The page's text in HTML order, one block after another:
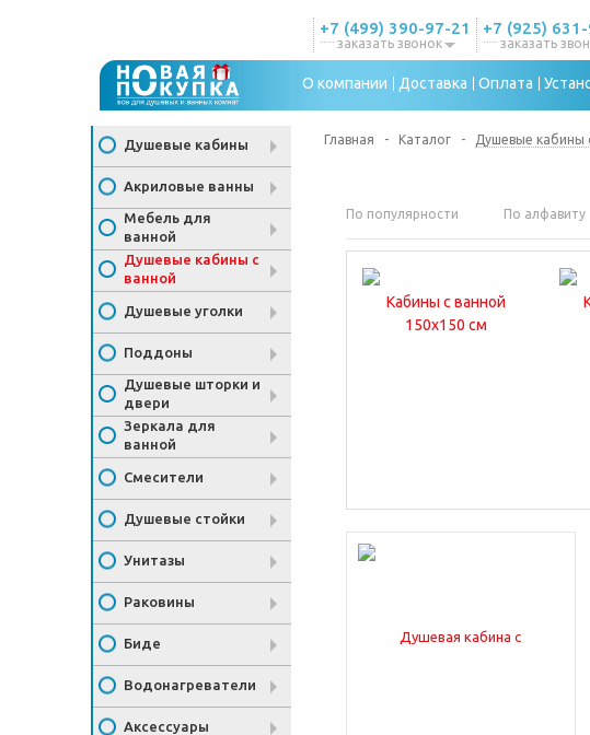
+7 (499) 390-97-21
заказать звонок
+7 (925)
заказать
О компании Доставка Оплата
Душевые кабины
Акриловые ванны
Мебель для
ванной
Душевые кабины с
ванной
Душевые уголки
Поддоны
Душевые шторки и
двери
Зеркала для
ванной
Смесители
Душевые стойки
Унитазы
Раковины
Биде
Водонагреватели
Аксессуары
Главная - Каталог - Душевые кабины
По популярности По алфавиту
Кабины с ванной
150x150 см